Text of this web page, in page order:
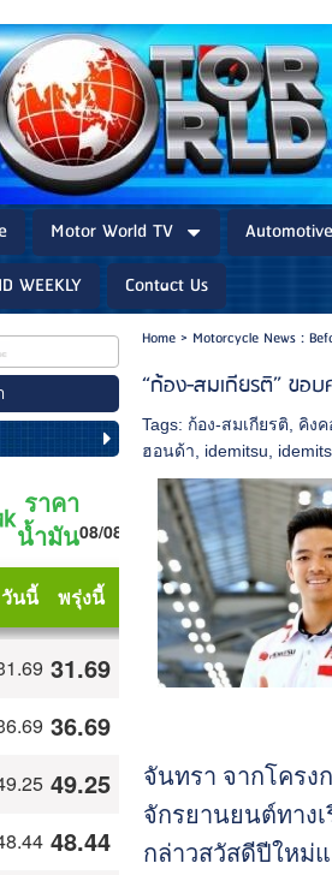
Motor World TV
WEEKLY
Contact Us
Home> Motorcycle News :
“ก้อง-สมเกียรติ” ขอ
Tags: ก้อง-สมเกียรติ
คิงค
ฮอนด้า
idemitsu
จันทรา จากโครง
จักรยานยนต์ทาง
กล่าวสวัสดีปีใหม่